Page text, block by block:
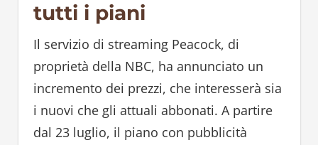
tutti i piani
Il servizio di streaming Peacock, di
proprietà della NBC, ha annunciato un
incremento dei prezzi, che interesserà sia
i nuovi che gli attuali abbonati. A partire
dal 23 luglio, il piano con pubblicità